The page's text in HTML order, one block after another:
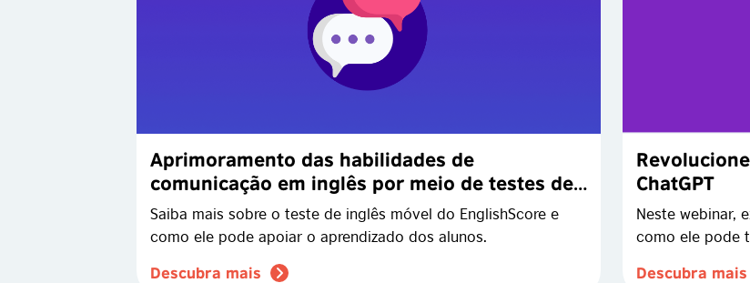
Aprimoramento das habilidades de
comunicação em inglês por meio de testes de
inglês (mandarim)
Saiba mais sobre o teste de inglês móvel do EnglishScore e
como ele pode apoiar o aprendizado dos alunos.
Descubra mais
ChatGPT
Neste webinar,
como ele pode
Descubra mais